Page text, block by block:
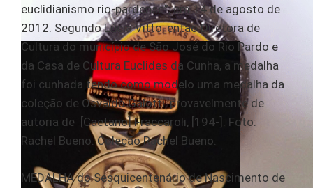
euclidianismo rio-pardense”, em 14 de agosto de
2012. Segundo Lúcia Vitto, então Diretora de
Cultura do município de São José do Rio Pardo e
da Casa de Cultura Euclides da Cunha, a medalha
foi cunhada tendo como modelo uma medalha da
coleção de Osvaldo Galotti, provavelmente de
autoria de [Caetano] Fraccaroli, [194-]. Foto:
Rachel Bueno. Coleção Rachel Bueno.
MEDALHA do Sesquicentenário de Nascimento de